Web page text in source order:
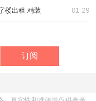
楼出租 精装
01-29